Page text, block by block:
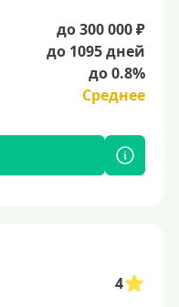
до 300 000 ₽
до 1095 дней
до 0.8%
Среднее
4